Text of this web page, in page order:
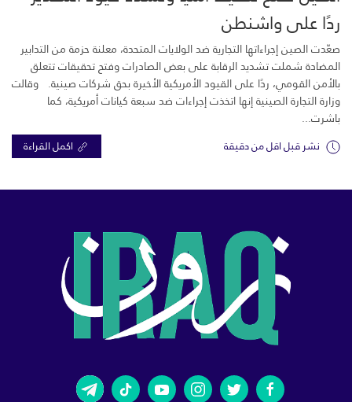
ردًا على واشنطن
صعّدت الصين إجراءاتها التجارية ضد الولايات المتحدة، معلنة حزمة من التدابير
المضادة شملت تشديد الرقابة على بعض الصادرات وفتح تحقيقات تتعلق
بالأمن القومي، ردًا على القيود الأمريكية الأخيرة بحق شركات صينية. وقالت
وزارة التجارة الصينية إنها اتخذت إجراءات ضد سبعة كيانات أمريكية، كما
باشرت...
نشر قبل اقل من دقيقة اكمل القراءة